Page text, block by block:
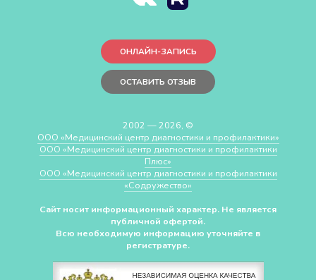
ОНЛАЙН-ЗАПИСЬ
ОСТАВИТЬ ОТЗЫВ
2002 — 2026, ©
ООО «Медицинский центр диагностики и профилактики»
ООО «Медицинский центр диагностики и профилактики
Плюс»
ООО «Медицинский центр диагностики и профилактики
«Cодружество»
Сайт носит информационный характер. Не является
публичной офертой.
Всю необходимую информацию уточняйте в
регистратуре.